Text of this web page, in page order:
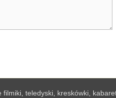
filmiki, teledyski, kreskówki,